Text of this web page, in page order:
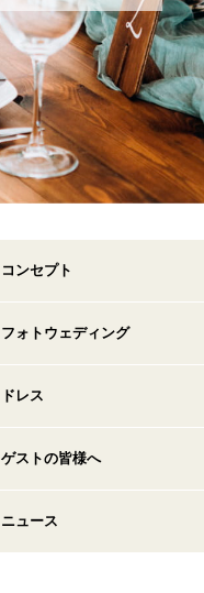
コンセプト
フォトウェディング
ドレス
ゲストの皆様へ
ニュース